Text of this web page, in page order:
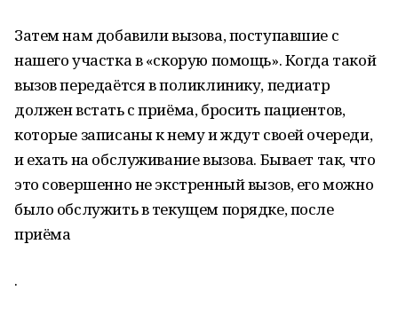
Затем нам добавили вызова, поступавшие с
нашего участка в «скорую помощь». Когда такой
вызов передаётся в поликлинику, педиатр
должен встать с приёма, бросить пациентов,
которые записаны к нему и ждут своей очереди,
и ехать на обслуживание вызова. Бывает так, что
это совершенно не экстренный вызов, его можно
было обслужить в текущем порядке, после
приёма
.